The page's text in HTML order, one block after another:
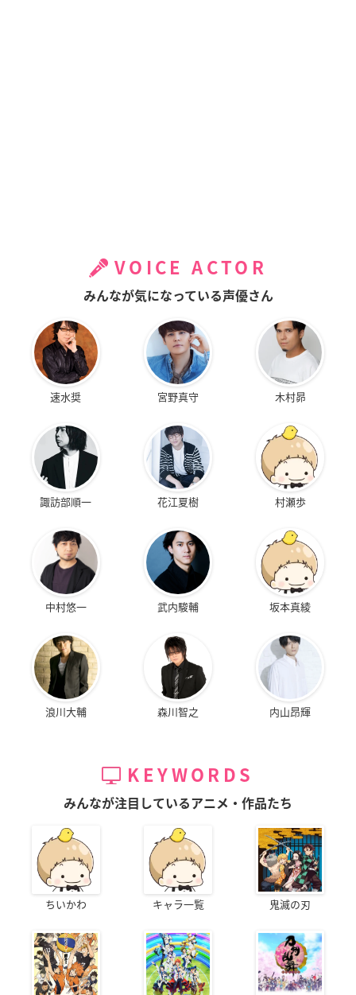
VOICE ACTOR
みんなが気になっている声優さん
速水奨 宮野真守 木村昴
諏訪部順一 花江夏樹 村瀬歩
中村悠一 武内駿輔 坂本真綾
浪川大輔 森川智之 内山昂輝
KEYWORDS
みんなが注目しているアニメ・作品たち
ちいかわ キャラ一覧 鬼滅の刃